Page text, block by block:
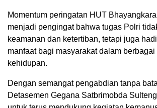
Momentum peringatan HUT
menjadi pengingat bahwa tugas Polri
keamanan dan ketertiban, tetapi juga
manfaat bagi masyarakat dalam berbagai
kehidupan.
Dengan semangat pengabdian tanpa
Detasemen Gegana Satbrimobda